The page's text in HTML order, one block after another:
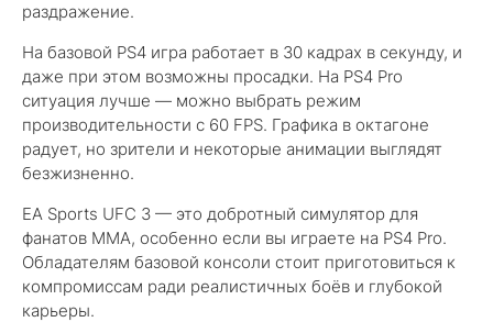
раздражение.
На базовой PS4 игра работает в 30 кадрах в секунду, и
даже при этом возможны просадки. На PS4 Pro
ситуация лучше — можно выбрать режим
производительности с 60 FPS. Графика в октагоне
радует, но зрители и некоторые анимации выглядят
безжизненно.
EA Sports UFC 3 — это добротный симулятор для
фанатов ММА, особенно если вы играете на PS4 Pro.
Обладателям базовой консоли стоит приготовиться к
компромиссам ради реалистичных боёв и глубокой
карьеры.